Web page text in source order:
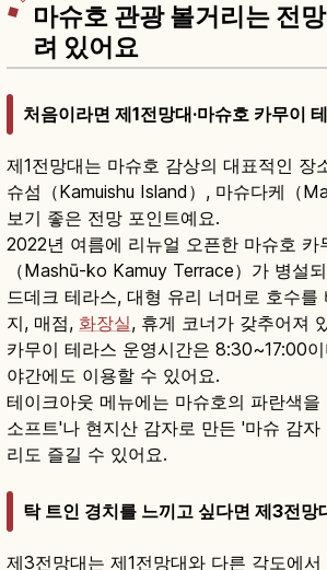
마슈호 관광 볼거리는 전
려 있어요
처음이라면 제1전망대·마슈호 카무이
제1전망대는 마슈호 감상의 대표적인 장
슈섬（Kamuishu Island）, 마슈다케（
보기 좋은 전망 포인트예요.
2022년 여름에 리뉴얼 오픈한 마슈호 카
（Mashū-ko Kamuy Terrace）가 병설
드데크 테라스, 대형 유리 너머로 호수를
지, 매점, 화장실, 휴게 코너가 갖추어져
카무이 테라스 운영시간은 8:30~17:00
야간에도 이용할 수 있어요.
테이크아웃 메뉴에는 마슈호의 파란색
소프트'나 현지산 감자로 만든 '마슈 감자
리도 즐길 수 있어요.
탁 트인 경치를 느끼고 싶다면 제3전망
제3전망대는 제1전망대와 다른 각도에